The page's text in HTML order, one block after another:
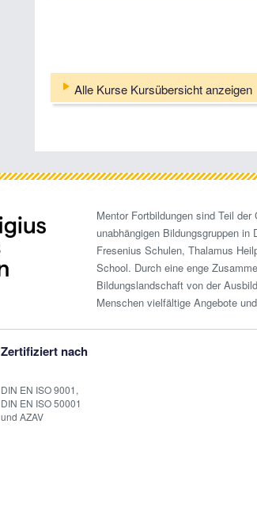
Alle Kurse Kursübersicht anzeigen
Mentor Fortbildungen sind Teil
unabhängigen Bildungsgruppen in
Fresenius Schulen, Thalamus
School. Durch eine enge
Bildungslandschaft von der
Menschen vielfältige Angebote
Zertifiziert nach
DIN EN ISO 9001,
DIN EN ISO 50001
und AZAV